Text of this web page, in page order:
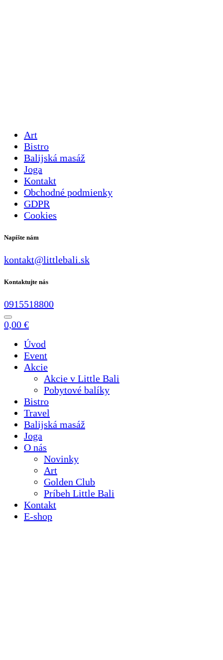
Art
Bistro
Balijská masáž
Joga
Kontakt
Obchodné podmienky
GDPR
Cookies
Napíšte nám
kontakt@littlebali.sk
Kontaktujte nás
0915518800
0,00 €
Úvod
Event
Akcie
Akcie v Little Bali
Pobytové balíky
Bistro
Travel
Balijská masáž
Joga
O nás
Novinky
Art
Golden Club
Príbeh Little Bali
Kontakt
E-shop